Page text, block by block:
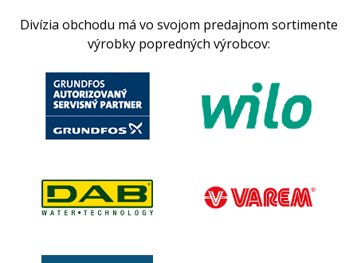
Divízia obchodu má vo svojom predajnom sortimente
výrobky popredných výrobcov: